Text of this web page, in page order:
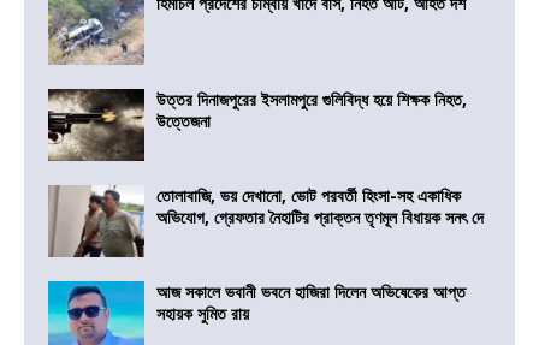
উত্তর দিনাজপুরের ইসলামপুরে গুলিবিদ্ধ হয়ে শিক্ষক নিহত,
উত্তেজনা
তোলাবাজি, ভয় দেখানো, ভোট পরবর্তী হিংসা-সহ একাধিক
অভিযোগ, গ্রেফতার নৈহাটির প্রাক্তন তৃণমূল বিধায়ক সনৎ দে
আজ সকালে ভবানী ভবনে হাজিরা দিলেন অভিষেকের আপ্ত
সহায়ক সুমিত রায়